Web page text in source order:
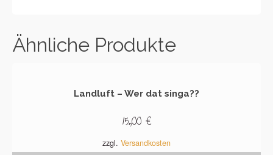
Ähnliche Produkte
Landluft – Wer dat singa??
15,00 €
zzgl. Versandkosten